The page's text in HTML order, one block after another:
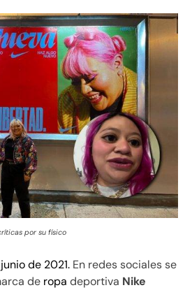
por su físico
de 2021. En redes sociales se
de ropa deportiva Nike